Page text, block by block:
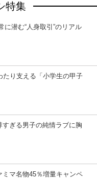
特集
に潜む“人身取引”のリアル
たり支える「小学生の甲子
ぎる男子の純情ラブに胸
マ名物45％増量キャンペ